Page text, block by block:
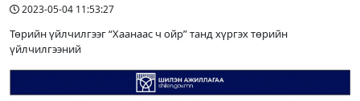
2023-05-04 11:53:27
Төрийн үйлчилгээг “Хаанаас ч ойр” танд хүргэх төрийн
үйлчилгээний